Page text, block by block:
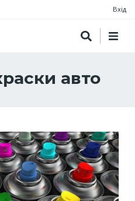
Вхід
авто